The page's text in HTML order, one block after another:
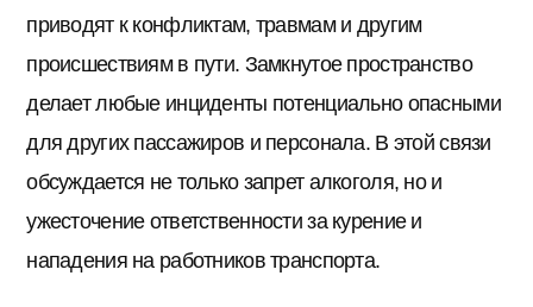
приводят к конфликтам, травмам и другим
происшествиям в пути. Замкнутое пространство
делает любые инциденты потенциально опасными
для других пассажиров и персонала. В этой связи
обсуждается не только запрет алкоголя, но и
ужесточение ответственности за курение и
нападения на работников транспорта.